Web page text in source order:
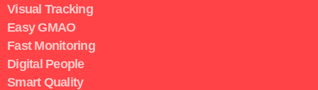
Visual Tracking
Easy GMAO
Fast Monitoring
Digital People
Smart Quality